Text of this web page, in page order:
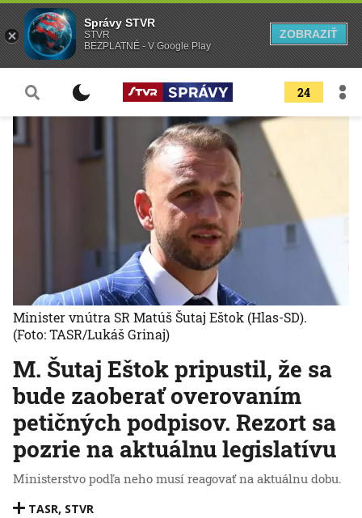
24
M. Šutaj Eštok pripustil, že sa
bude zaoberať overovaním
petičných podpisov. Rezort sa
pozrie na aktuálnu legislatívu
Ministerstvo podľa neho musí reagovať na aktuálnu dobu.
TASR, STVR
Minister vnútra SR Matúš Šutaj Eštok (Hlas-SD).
(Foto: TASR/Lukáš Grinaj)
Správy STVR
STVR
BEZPLATNÉ - V Google Play
ZOBRAZIŤ